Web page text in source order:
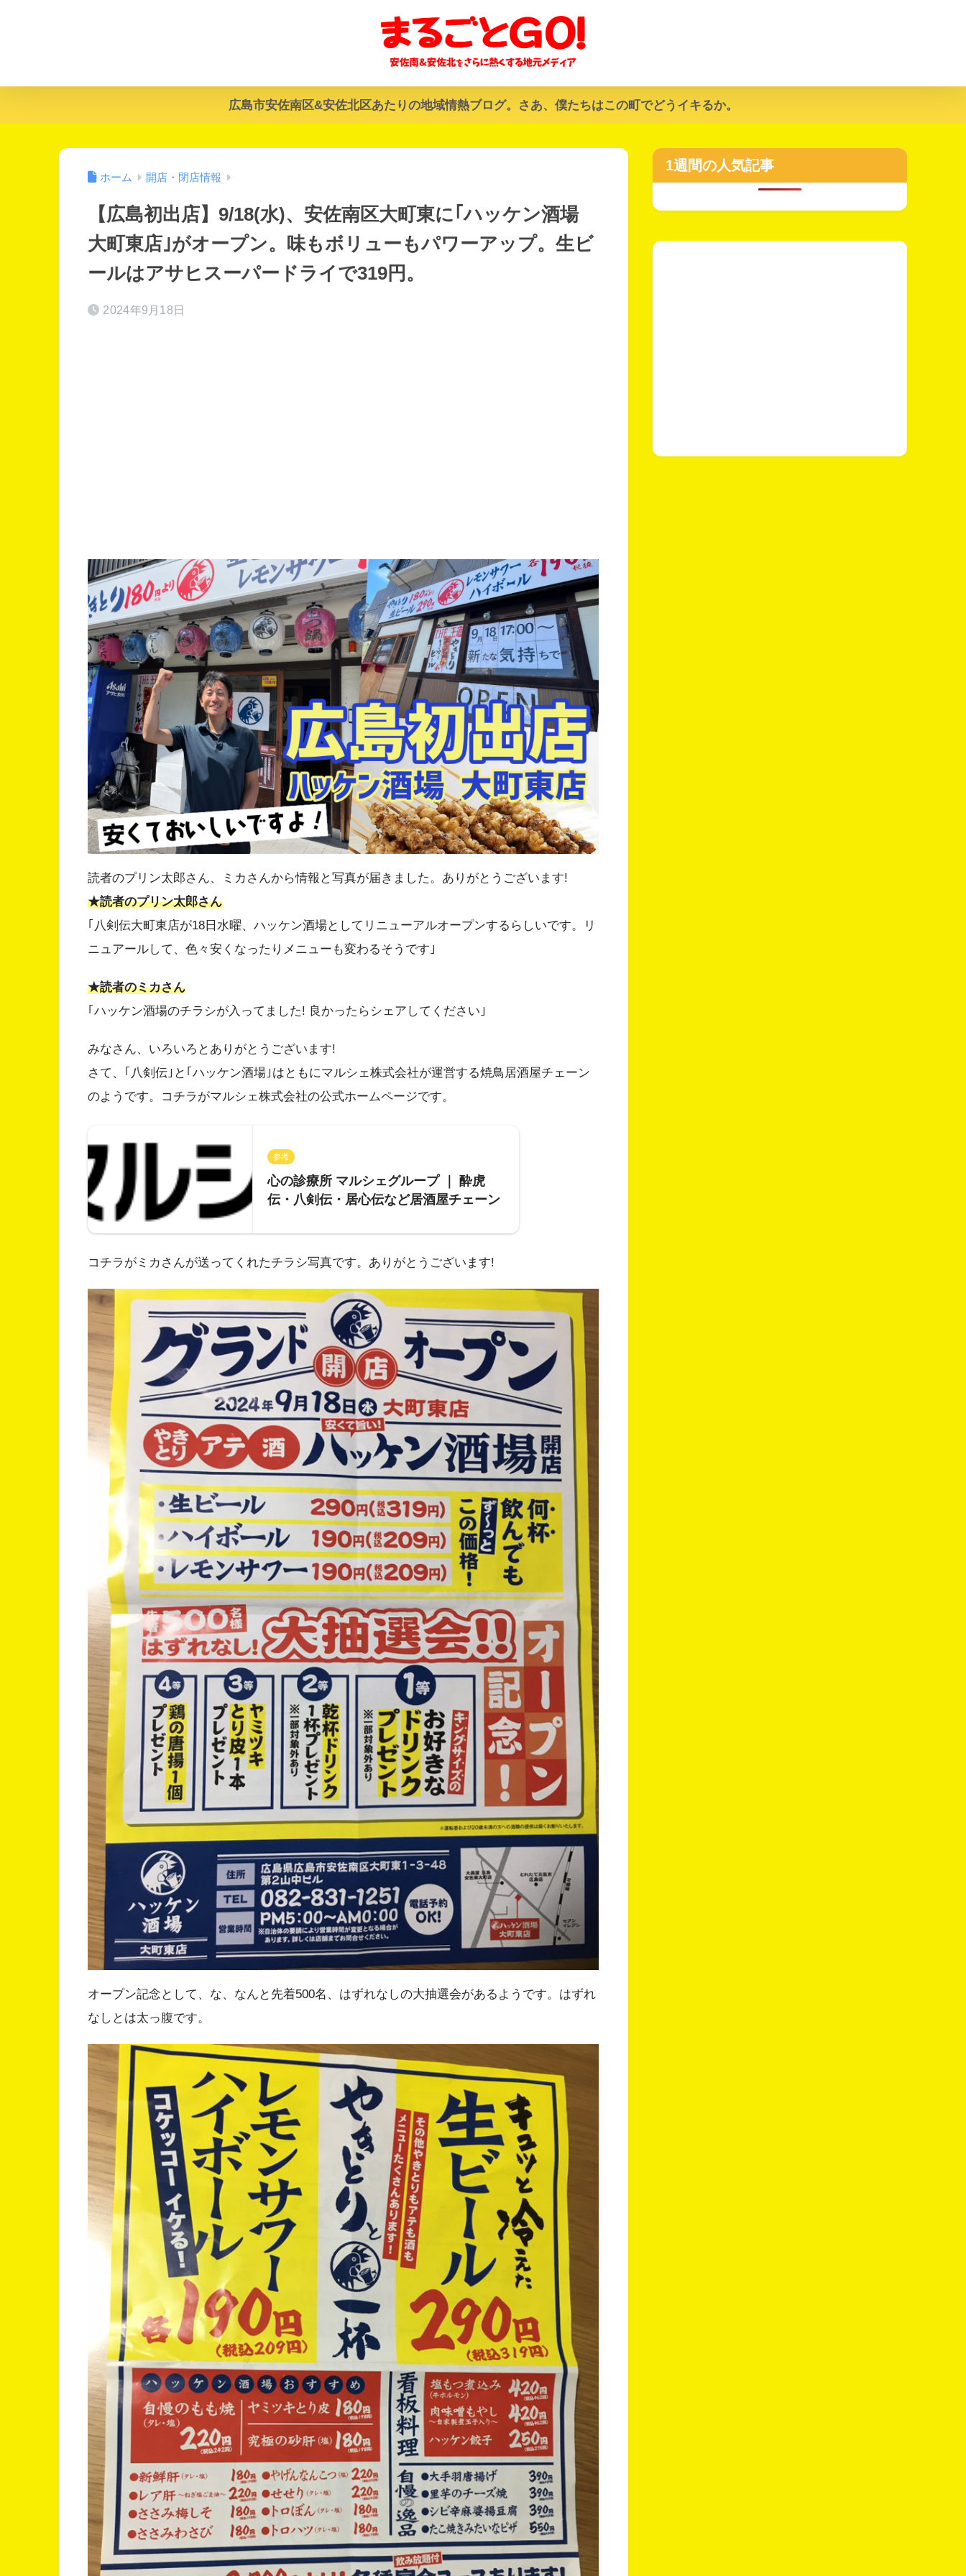
広島市安佐南区&安佐北区あたりの地域情熱ブログ。さあ、僕たちはこの町でどうイキるか。
ホーム 開店・閉店情報
【広島初出店】9/18(水)、安佐南区大町東に｢ハッケン酒場
大町東店｣がオープン。味もボリューもパワーアップ。生ビ
ールはアサヒスーパードライで319円。
2024年9月18日
読者のプリン太郎さん、ミカさんから情報と写真が届きました。ありがとうございます!
★読者のプリン太郎さん
｢八剣伝大町東店が18日水曜、ハッケン酒場としてリニューアルオープンするらしいです。リ
ニュアールして、色々安くなったりメニューも変わるそうです｣
★読者のミカさん
｢ハッケン酒場のチラシが入ってました! 良かったらシェアしてください｣
みなさん、いろいろとありがとうございます!
さて、｢八剣伝｣と｢ハッケン酒場｣はともにマルシェ株式会社が運営する焼鳥居酒屋チェーン
のようです。コチラがマルシェ株式会社の公式ホームページです。
参考
心の診療所 マルシェグループ ｜ 酔虎
伝・八剣伝・居心伝など居酒屋チェーン
コチラがミカさんが送ってくれたチラシ写真です。ありがとうございます!
オープン記念として、な、なんと先着500名、はずれなしの大抽選会があるようです。はずれ
なしとは太っ腹です。
1週間の人気記事